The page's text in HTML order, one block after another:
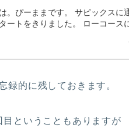
。ぴーままです。 サピックスに
ートをきりました。 ローコース
録的に残しておきます。
目ということもありますが